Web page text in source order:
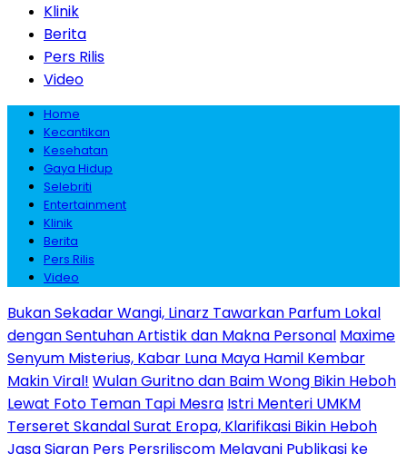
Klinik
Berita
Pers Rilis
Video
Home
Kecantikan
Kesehatan
Gaya Hidup
Selebriti
Entertainment
Klinik
Berita
Pers Rilis
Video
Bukan Sekadar Wangi, Linarz Tawarkan Parfum Lokal
dengan Sentuhan Artistik dan Makna Personal Maxime
Senyum Misterius, Kabar Luna Maya Hamil Kembar
Makin Viral! Wulan Guritno dan Baim Wong Bikin Heboh
Lewat Foto Teman Tapi Mesra Istri Menteri UMKM
Terseret Skandal Surat Eropa, Klarifikasi Bikin Heboh
Jasa Siaran Pers Persriliscom Melayani Publikasi ke